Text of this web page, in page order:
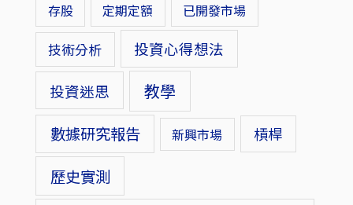
存股 定期定額 已開發市場
技術分析
投資心得想法
投資迷思
教學
數據研究報告 新興市場 槓桿
歷史實測